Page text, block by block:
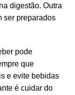
digestão. Outra
ser preparados
pode
que
e evite bebidas
é cuidar do